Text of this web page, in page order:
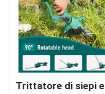
Casa.
Trittatore di siepi e